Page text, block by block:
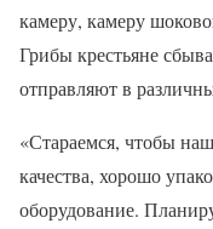
камеру, камеру
Грибы крестьяне
отправляют в
«Стараемся, чтобы
качества, хорошо
оборудование.